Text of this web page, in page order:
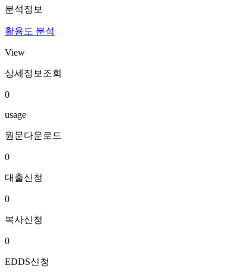
분석정보
활용도 분석
View
상세정보조회
0
usage
원문다운로드
0
대출신청
0
복사신청
0
EDDS신청